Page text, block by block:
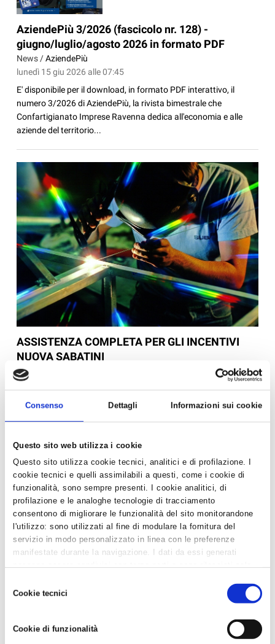
Consenso Dettagli Informazioni sui cookie
Questo sito web utilizza i cookie
Questo sito utilizza cookie tecnici, analitici e di profilazione. I
cookie tecnici e quelli assimilabili a questi, come i cookie di
funzionalità, sono sempre presenti. I cookie analitici, di
profilazione e le analoghe tecnologie di tracciamento
consentono di migliorare le funzionalità del sito monitorandone
l'utilizzo: sono utilizzati al fine di modulare la fornitura del
servizio in modo personalizzato in linea con le preferenze
manifestate durante la navigazione. I dati da essi generati
cookie cliccare su "Accetta tutti i cookie". Per differenziare le
preferenze e negare il consenso cliccare su "Personalizza
permanere delle impostazioni di default e dunque la
delCookie tecnici
Cookie di funzionalità
AziendePiù 3/2026 (fascicolo nr. 128) -
giugno/luglio/agosto 2026 in formato PDF
News /AziendePiù
lunedì 15 giu 2026 alle 07:45
E' disponibile per il download, in formato PDF interattivo, il
numero 3/2026 di AziendePiù, la rivista bimestrale che
Confartigianato Imprese Ravenna dedica all'economia e alle
aziende del territorio...
ASSISTENZA COMPLETA PER GLI INCENTIVI
NUOVA SABATINI
News /
lunedì 15 giu 2026 alle 07:30
Il Servizio Credito e Incentivi di Confartigianato Imprese
AZIENDEPIÙ 3/2026 (FASCICOLO NR. 128) -
GIUGNO/LUGLIO/AGOSTO 2026 IN FORMATO